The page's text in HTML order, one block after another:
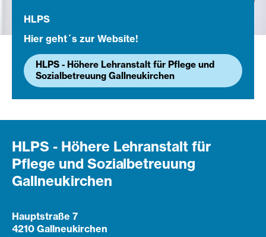
HLPS
Hier geht´s zur Website!
HLPS - Höhere Lehranstalt für Pflege und
Sozialbetreuung Gallneukirchen
HLPS - Höhere Lehranstalt für
Pflege und Sozialbetreuung
Gallneukirchen
Hauptstraße 7
4210 Gallneukirchen